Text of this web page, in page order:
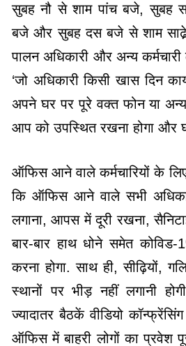
सुबह नौ से शाम पांच बजे, सुबह
बजे और सुबह दस बजे से शाम
पालन अधिकारी और अन्य
‘जो अधिकारी किसी खास दिन
अपने घर पर पूरे वक्त फोन या
आप को उपस्थित रखना होगा और
ऑफिस आने वाले कर्मचारियों के
कि ऑफिस आने वाले सभी
लगाना, आपस में दूरी रखना,
बार-बार हाथ धोने समेत
करना होगा. साथ ही, सीढ़ियों,
स्थानों पर भीड़ नहीं लगानी
ज्यादातर बैठकें वीडियो
ऑफिस में बाहरी लोगों का प्रवेश